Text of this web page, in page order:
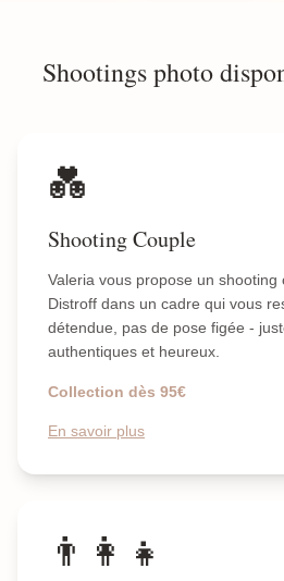
Shootings photo
💑
Shooting Couple
Valeria vous propose un shooting
Distroff dans un cadre qui vous
détendue, pas de pose figée -
authentiques et heureux.
Collection dès 95€
En savoir plus
👨‍👩‍👧